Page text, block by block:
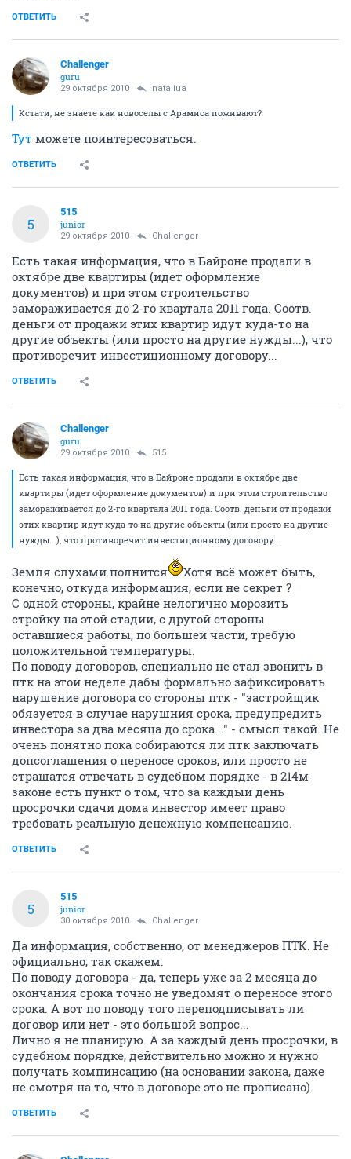
ОТВЕТИТЬ
Challenger
guru
29 октября 2010 nataliua
Кстати, не знаете как новоселы с Арамиса поживают?
Тут можете поинтересоваться.
ОТВЕТИТЬ
5
515
junior
29 октября 2010 Challenger
Есть такая информация, что в Байроне продали в
октябре две квартиры (идет оформление
документов) и при этом строительство
замораживается до 2-го квартала 2011 года. Соотв.
деньги от продажи этих квартир идут куда-то на
другие объекты (или просто на другие нужды...), что
противоречит инвестиционному договору...
ОТВЕТИТЬ
Challenger
guru
29 октября 2010 515
Есть такая информация, что в Байроне продали в октябре две
квартиры (идет оформление документов) и при этом строительство
замораживается до 2-го квартала 2011 года. Соотв. деньги от продажи
этих квартир идут куда-то на другие объекты (или просто на другие
нужды...), что противоречит инвестиционному договору...
Земля слухами полнится
Хотя всё может быть,
конечно, откуда информация, если не секрет ?
С одной стороны, крайне нелогично морозить
стройку на этой стадии, с другой стороны
оставшиеся работы, по большей части, требую
положительной температуры.
По поводу договоров, специально не стал звонить в
птк на этой неделе дабы формально зафиксировать
нарушение договора со стороны птк - "застройщик
обязуется в случае нарушния срока, предупредить
инвестора за два месяца до срока..." - смысл такой. Не
очень понятно пока собираются ли птк заключать
допсоглашения о переносе сроков, или просто не
страшатся отвечать в судебном порядке - в 214м
законе есть пункт о том, что за каждый день
просрочки сдачи дома инвестор имеет право
требовать реальную денежную компенсацию.
ОТВЕТИТЬ
5
515
junior
30 октября 2010 Challenger
Да информация, собственно, от менеджеров ПТК. Не
официально, так скажем.
По поводу договора - да, теперь уже за 2 месяца до
окончания срока точно не уведомят о переносе этого
срока. А вот по поводу того переподписывать ли
договор или нет - это большой вопрос...
Лично я не планирую. А за каждый день просрочки, в
судебном порядке, действительно можно и нужно
получать компинсацию (на основании закона, даже
не смотря на то, что в договоре это не прописано).
ОТВЕТИТЬ